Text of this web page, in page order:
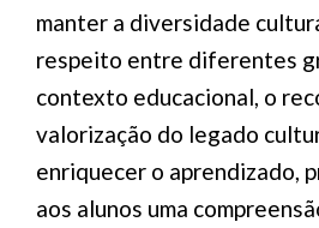
manter a diversidade
respeito entre diferentes
contexto educacional, o
valorização do legado
enriquecer o aprendizado,
aos alunos uma